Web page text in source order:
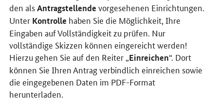
den alsAntragstellende vorgesehenen Einrichtungen.
Unter Kontrolle haben Sie die Möglichkeit, Ihre
Eingaben auf Vollständigkeit zu prüfen. Nur
vollständige Skizzen können eingereicht werden!
Hierzu gehen Sie auf den Reiter „ Einreichen“. Dort
können Sie Ihren Antrag verbindlich einreichen sowie
die eingegebenen Daten im PDF-Format
herunterladen.